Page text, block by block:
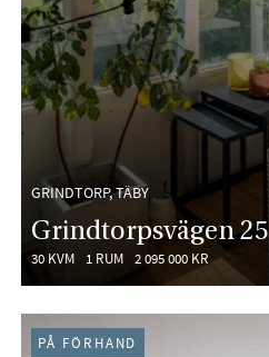
GRINDTORP, TÄBY
Grindtorpsvägen 25
30 KVM 1 RUM 2 095 000 KR
PÅ FÖRHAND